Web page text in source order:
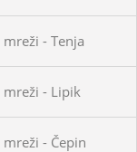
- Tenja
- Lipik
- Čepin